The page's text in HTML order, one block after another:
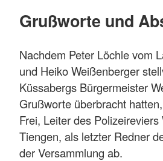
Grußworte und
Nachdem Peter Löchle vom
und Heiko Weißenberger
Küssabergs Bürgermeister
Grußworte überbracht
Frei, Leiter des Polizeireviers
Tiengen, als letzter Redner
der Versammlung ab.